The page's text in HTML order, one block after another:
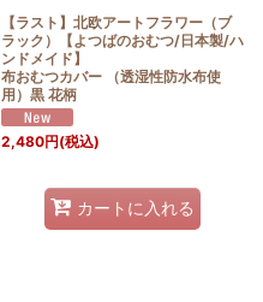
【ラスト】北欧アートフラワー（ブ
ラック）【よつばのおむつ/日本製/ハ
ンドメイド】
布おむつカバー （透湿性防水布使
用）黒 花柄
2,480円(税込)
カートに入れる